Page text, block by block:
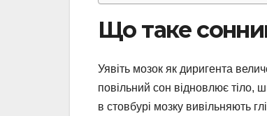
Що таке
Уявіть мозок як диригента
повільний сон відновлює тіло,
в стовбурі мозку вивільняють